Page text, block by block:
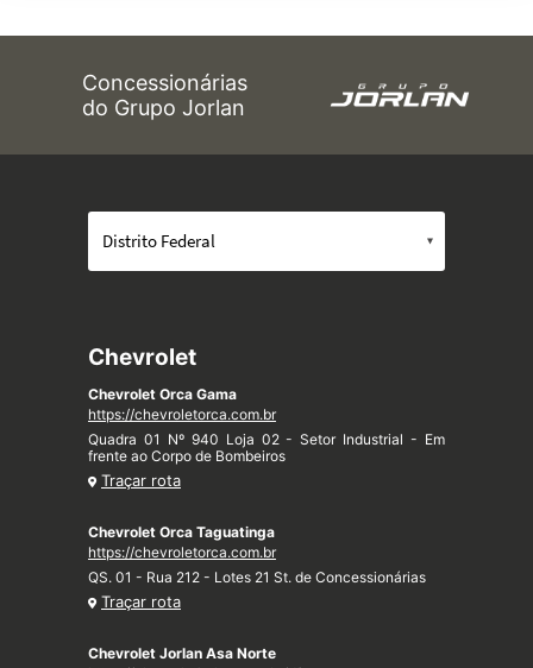
Concessionárias
do Grupo Jorlan
Chevrolet
Chevrolet Orca Gama
https://chevroletorca.com.br
Quadra 01 Nº 940 Loja 02 - Setor Industrial - Em
frente ao Corpo de Bombeiros
Traçar rota
Chevrolet Orca Taguatinga
https://chevroletorca.com.br
QS. 01 - Rua 212 - Lotes 21 St. de Concessionárias
Traçar rota
Chevrolet Jorlan Asa Norte